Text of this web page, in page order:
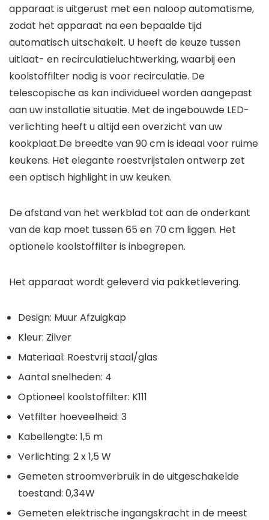
apparaat is uitgerust met een naloop automatisme,
zodat het apparaat na een bepaalde tijd
automatisch uitschakelt. U heeft de keuze tussen
uitlaat- en recirculatieluchtwerking, waarbij een
koolstoffilter nodig is voor recirculatie. De
telescopische as kan individueel worden aangepast
aan uw installatie situatie. Met de ingebouwde LED-
verlichting heeft u altijd een overzicht van uw
kookplaat.De breedte van 90 cm is ideaal voor ruime
keukens. Het elegante roestvrijstalen ontwerp zet
een optisch highlight in uw keuken.
De afstand van het werkblad tot aan de onderkant
van de kap moet tussen 65 en 70 cm liggen. Het
optionele koolstoffilter is inbegrepen.
Het apparaat wordt geleverd via pakketlevering.
Design: Muur Afzuigkap
Kleur: Zilver
Materiaal: Roestvrij staal/glas
Aantal snelheden: 4
Optioneel koolstoffilter: K111
Vetfilter hoeveelheid: 3
Kabellengte: 1,5 m
Verlichting: 2 x 1,5 W
Gemeten stroomverbruik in de uitgeschakelde
toestand: 0,34W
Gemeten elektrische ingangskracht in de meest